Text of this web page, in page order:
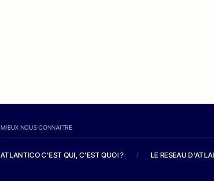
MIEUX NOUS CONNAITRE
ATLANTICO C'EST QUI, C'EST QUOI ? / LE RESEAU